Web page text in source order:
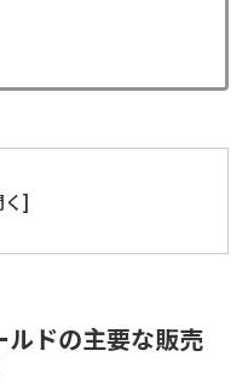
ルドの主要な販売